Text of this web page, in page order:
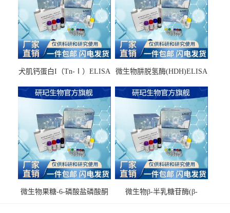
犬肌钙蛋白I（Tn-Ⅰ）ELISA
微生物肼脱氢酶(HDH)ELISA
微生物果糖-6-磷酸盐磷酸酮
微生物β-半乳糖苷酶(β-